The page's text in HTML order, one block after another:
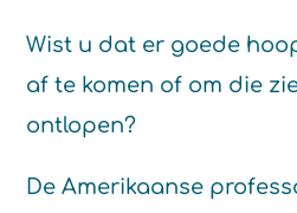
Wist u dat er goede
af te komen of om die
ontlopen?
De Amerikaanse